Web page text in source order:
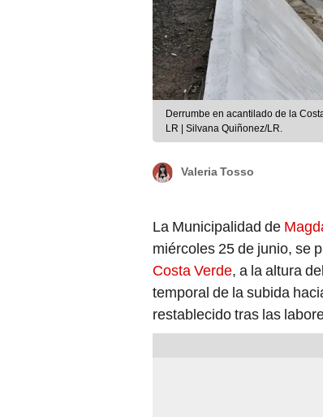
Derrumbe en acantilado de la
LR | Silvana Quiñonez/LR.
Valeria Tosso
La Municipalidad de
miércoles 25 de junio, se
Costa Verde, a la altura
temporal de la subida
restablecido tras las